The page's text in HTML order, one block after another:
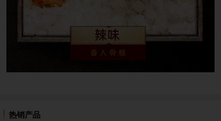
热销产品